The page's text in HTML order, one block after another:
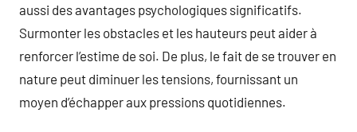
aussi des avantages psychologiques significatifs.
Surmonter les obstacles et les hauteurs peut aider à
renforcer l’estime de soi. De plus, le fait de se trouver en
nature peut diminuer les tensions, fournissant un
moyen d’échapper aux pressions quotidiennes.